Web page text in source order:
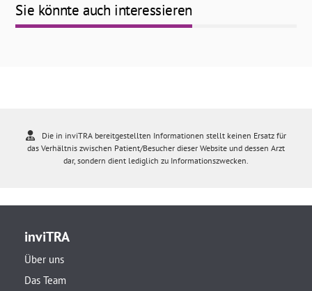
Sie könnte auch interessieren
Die in inviTRA bereitgestellten Informationen stellt keinen Ersatz für
das Verhältnis zwischen Patient/Besucher dieser Website und dessen Arzt
dar, sondern dient lediglich zu Informationszwecken.
inviTRA
Über uns
Das Team